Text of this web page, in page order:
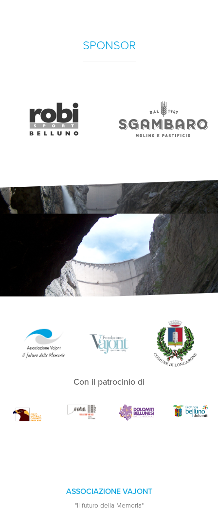
SPONSOR
Con il patrocinio di
ASSOCIAZIONE VAJONT
"Il futuro della Memoria"